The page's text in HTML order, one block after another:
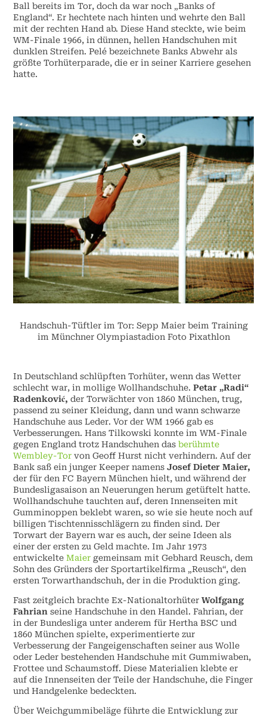
Ball bereits im Tor, doch da war noch „Banks of
England“. Er hechtete nach hinten und wehrte den Ball
mit der rechten Hand ab. Diese Hand steckte, wie beim
WM-Finale 1966, in dünnen, hellen Handschuhen mit
dunklen Streifen. Pelé bezeichnete Banks Abwehr als
größte Torhüterparade, die er in seiner Karriere gesehen
hatte.
Handschuh-Tüftler im Tor: Sepp Maier beim Training
im Münchner Olympiastadion Foto Pixathlon
In Deutschland schlüpften Torhüter, wenn das Wetter
schlecht war, in mollige Wollhandschuhe. Petar „Radi“
Radenković, der Torwächter von 1860 München, trug,
passend zu seiner Kleidung, dann und wann schwarze
Handschuhe aus Leder. Vor der WM 1966 gab es
Verbesserungen. Hans Tilkowski konnte im WM-Finale
gegen England trotz Handschuhen dasberühmte
Wembley-Torvon Geoff Hurst nicht verhindern. Auf der
Bank saß ein junger Keeper namensJosef Dieter Maier,
der für den FC Bayern München hielt, und während der
Bundesligasaison an Neuerungen herum getüftelt hatte.
Wollhandschuhe tauchten auf, deren Innenseiten mit
Gumminoppen beklebt waren, so wie sie heute noch auf
billigen Tischtennisschlägern zu finden sind. Der
Torwart der Bayern war es auch, der seine Ideen als
einer der ersten zu Geld machte. Im Jahr 1973
entwickelteMaier gemeinsam mit Gebhard Reusch, dem
Sohn des Gründers der Sportartikelfirma „Reusch“, den
ersten Torwarthandschuh, der in die Produktion ging.
Fast zeitgleich brachte Ex-NationaltorhüterWolfgang
Fahrianseine Handschuhe in den Handel. Fahrian, der
in der Bundesliga unter anderem für Hertha BSC und
1860 München spielte, experimentierte zur
Verbesserung der Fangeigenschaften seiner aus Wolle
oder Leder bestehenden Handschuhe mit Gummiwaben,
Frottee und Schaumstoff. Diese Materialien klebte er
auf die Innenseiten der Teile der Handschuhe, die Finger
und Handgelenke bedeckten.
Über Weichgummibeläge führte die Entwicklung zur